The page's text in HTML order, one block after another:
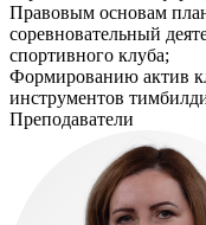
Правовым основам
соревновательный
спортивного клуба;
Формированию актив
инструментов
Преподаватели